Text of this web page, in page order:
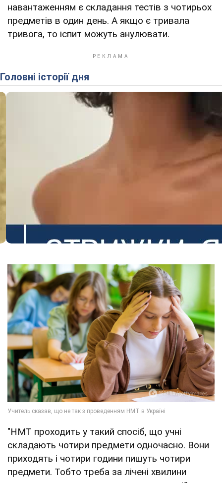
навантаженням є складання тестів з чотирьох
предметів в один день. А якщо є тривала
тривога, то іспит можуть анулювати.
Головні історії дня
"НМТ проходить у такий спосіб, що учні
складають чотири предмети одночасно. Вони
приходять і чотири години пишуть чотири
предмети. Тобто треба за лічені хвилини